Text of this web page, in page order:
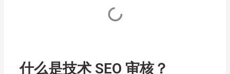
什么是技术 SEO 审核？